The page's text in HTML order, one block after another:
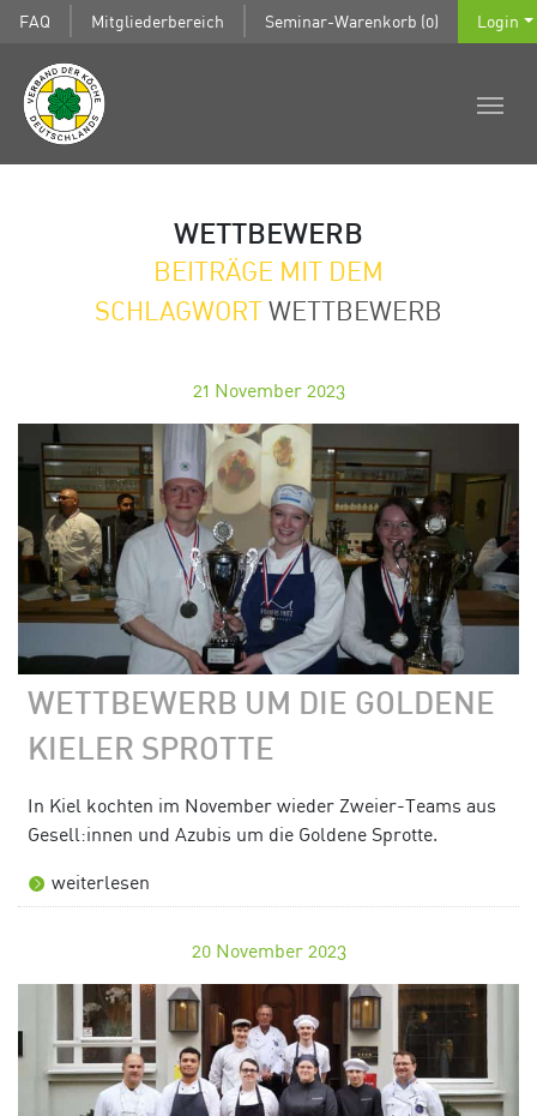
FAQ Mitgliederbereich Seminar-Warenkorb (0) Login
WETTBEWERB
BEITRÄGE MIT DEM
SCHLAGWORTWETTBEWERB
21 November 2023
WETTBEWERB UM DIE GOLDENE
KIELER SPROTTE
In Kiel kochten im November wieder Zweier-Teams aus
Gesell:innen und Azubis um die Goldene Sprotte.
weiterlesen
20 November 2023